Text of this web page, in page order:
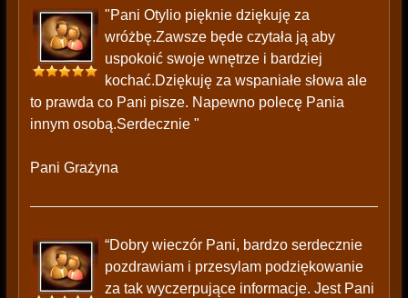
"Pani Otylio pięknie dziękuję za
wróżbę.Zawsze będe czytała ją aby
uspokoić swoje wnętrze i bardziej
kochać.Dziękuję za wspaniałe słowa ale
to prawda co Pani pisze. Napewno polecę Pania
innym osobą.Serdecznie "
Pani Grażyna
“Dobry wieczór Pani, bardzo serdecznie
pozdrawiam i przesylam podziękowanie
za tak wyczerpujące informacje. Jest Pani